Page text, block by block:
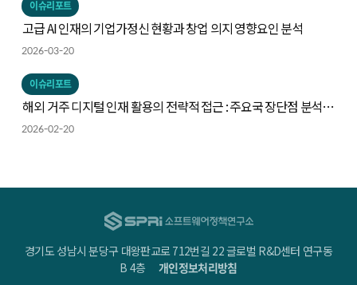
이슈리포트
고급 AI 인재의 기업가정신 현황과 창업 의지 영향요인 분석
2026-03-20
이슈리포트
해외 거주 디지털 인재 활용의 전략적 접근 : 주요국 장단점 분석을
중심으로
2026-02-20
경기도 성남시 분당구 대왕판교로 712번길 22 글로벌 R&D센터 연구동
B 4층개인정보처리방침